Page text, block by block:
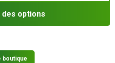
des options
boutique